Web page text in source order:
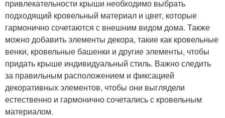
привлекательности крыши необходимо выбрать
подходящий кровельный материал и цвет, которые
гармонично сочетаются с внешним видом дома. Также
можно добавить элементы декора, такие как кровельные
венки, кровельные башенки и другие элементы, чтобы
придать крыше индивидуальный стиль. Важно следить
за правильным расположением и фиксацией
декоративных элементов, чтобы они выглядели
естественно и гармонично сочетались с кровельным
материалом.